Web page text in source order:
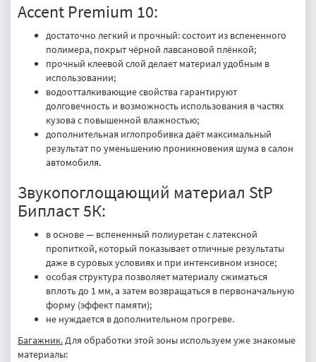
Accent Premium 10:
достаточно легкий и прочный: состоит из вспененного
полимера, покрыт чёрной лавсановой плёнкой;
прочный клеевой слой делает материал удобным в
использовании;
водоотталкивающие свойства гарантируют
долговечность и возможность использования в частях
кузова с повышенной влажностью;
дополнительная иглопробивка даёт максимальный
результат по уменьшению проникновения шума в салон
автомобиля.
Звукопоглощающий материал StP
Бипласт 5К:
в основе — вспененный полиуретан с латексной
пропиткой, который показывает отличные результаты
даже в суровых условиях и при интенсивном износе;
особая структура позволяет материалу сжиматься
вплоть до 1 мм, а затем возвращаться в первоначальную
форму (эффект памяти);
не нуждается в дополнительном прогреве.
Багажник.Для обработки этой зоны используем уже знакомые
материалы: